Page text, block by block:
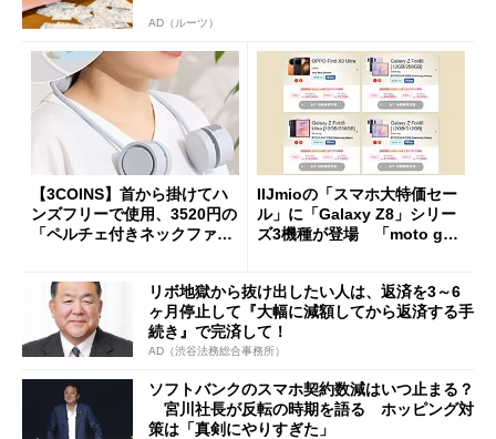
AD（ルーツ）
【3COINS】首から掛けてハ
ンズフリーで使用、3520円の
「ペルチェ付きネックファ
IIJmioの「スマホ大特価セー
ル」に「Galaxy Z8」シリー
ズ3機種が登場 「moto g37
リボ地獄から抜け出したい人は、返済を3～6
ヶ月停止して『大幅に減額してから返済する手
続き』で完済して！
AD（渋谷法務総合事務所）
ソフトバンクのスマホ契約数減はいつ止まる？
宮川社長が反転の時期を語る ホッピング対
策は「真剣にやりすぎた」